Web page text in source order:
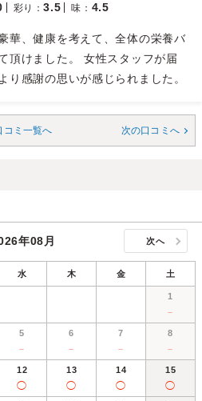
彩り ：3.5 味 ： 4.5
華、健康を考えて、全体の栄養バ
頂けました。 女性スタッフが届
り感謝の思いが感じられました。
コミ一覧へ 次の口コミへ
年08月 次へ
水 木 金 土
1
－
5
－
6
－
7
－
8
－
12
◯
13
◯
14
◯
15
◯